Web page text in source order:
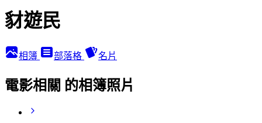
豺遊民
相簿 部落格 名片
電影相關 的相簿照片